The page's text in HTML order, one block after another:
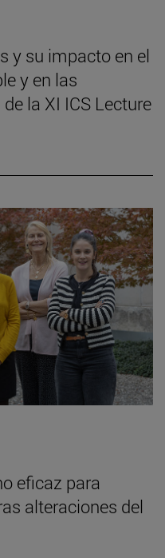
y su impacto en el
y en las
la XI ICS Lecture
eficaz para
alteraciones del